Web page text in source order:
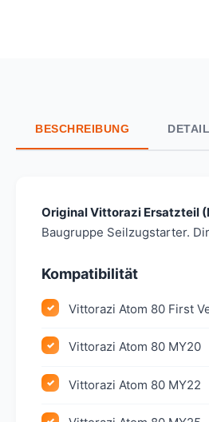
BESCHREIBUNG
Original Vittorazi Ersatzteil
Baugruppe Seilzugstarter.
Kompatibilität
Vittorazi Atom 80 First
Vittorazi Atom 80 MY20
Vittorazi Atom 80 MY22